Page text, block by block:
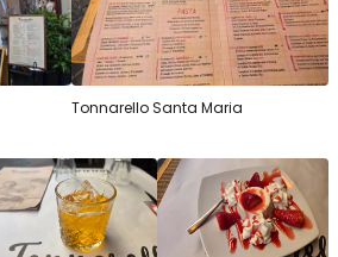
Tonnarello Santa Maria